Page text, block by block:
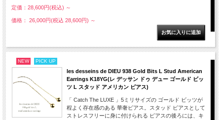
定価：28,600円(税込) ～
価格： 26,000円(税込 28,600円) ～
NEW PICK UP
les desseins de DIEU 938 Gold Bits L Stud American
Earrings K18YG(レ デッサン ドゥ デュー ゴールド ビッ
ツ L スタッド アメリカン ピアス)
「 Catch The LUXE 」5ミリサイズの ゴールド ビッツが
程よく存在感のある 華奢ピアス。スタッド ピアスとして
ストレスフリーに身に付けられる ピアスの後ろには、キ